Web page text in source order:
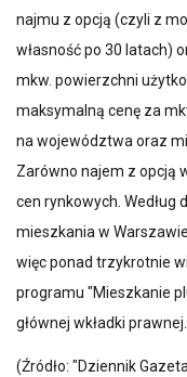
najmu z opcją (czyli z
własność po 30 latach)
mkw. powierzchni
maksymalną cenę za
na województwa oraz
Zarówno najem z opcją
cen rynkowych. Według
mieszkania w
więc ponad trzykrotnie
programu "Mieszkanie
głównej wkładki prawnej.
(Źródło: "Dziennik